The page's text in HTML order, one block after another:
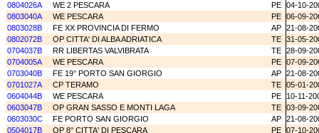
0804026A
WE 2 PESCARA PE 04-10-
0803040A
WE PESCARA PE 06-09-
0803028B
FE XX PROVINCIA DI FERMO AP 21-08-
0802072B
OP CITTA' DI ALBA ADRIATICA TE 31-05-
0704037B
RR LIBERTAS VALVIBRATA TE 28-09-
0704005A
WE PESCARA PE 07-09-
0703040B
FE 19° PORTO SAN GIORGIO AP 21-08-
0701027A
CP TERAMO TE 05-01-
0604044B
WE PESCARA PE
10-11-
0603047B
OP GRAN SASSO E MONTI LAGA TE 03-09-
0603030C
FE PORTO SAN GIORGIO AP 21-08-
0504017B
OP 8° CITTA' DI PESCARA PE 07-10-